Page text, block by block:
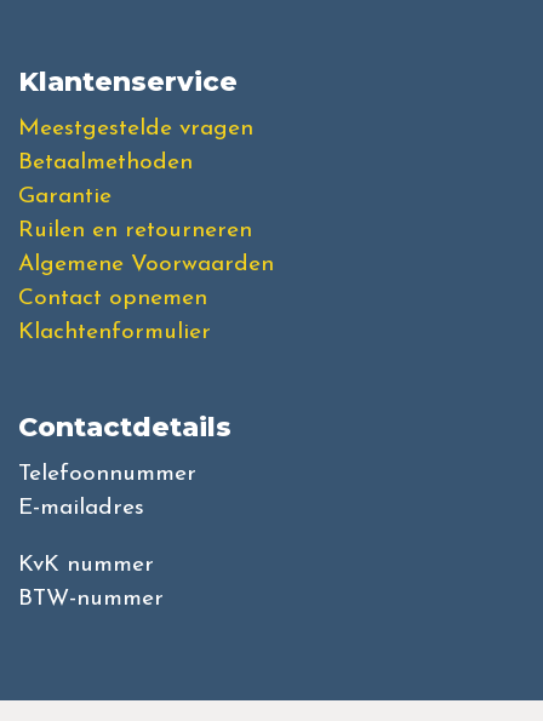
Klantenservice
Meestgestelde vragen
Betaalmethoden
Garantie
Ruilen en retourneren
Algemene Voorwaarden
Contact opnemen
Klachtenformulier
Contactdetails
Telefoonnummer
E-mailadres
KvK nummer
BTW-nummer